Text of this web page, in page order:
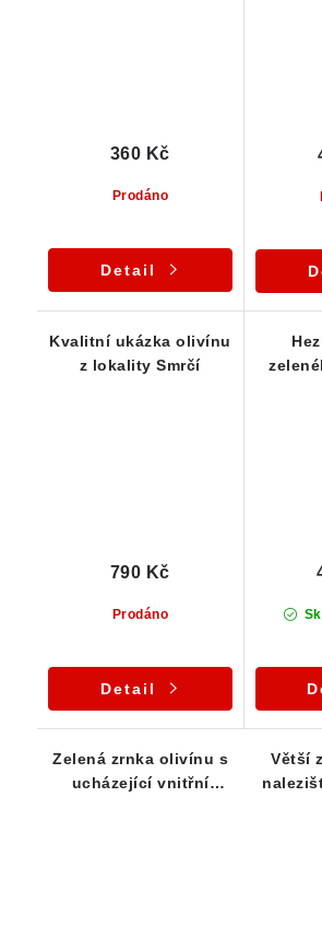
Prodáno
360 Kč
Detail
Kvalitní ukázka olivínu
z lokality Smrčí
Prodáno
790 Kč
Detail
Zelená zrnka olivínu s
ucházející vnitřní
Větší